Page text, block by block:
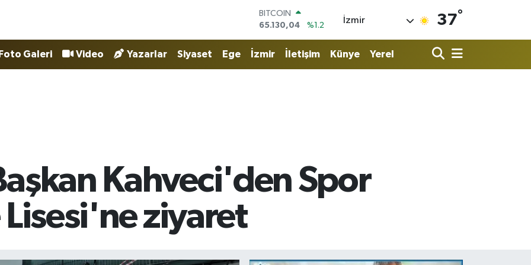
DOLAR
47,7106
%0.17
55,1652
%0.27
İzmir 37°
Foto Galeri Video Yazarlar Siyaset Ege İzmir İletişim Künye Yerel
Kahveci'den Spor
ziyaret